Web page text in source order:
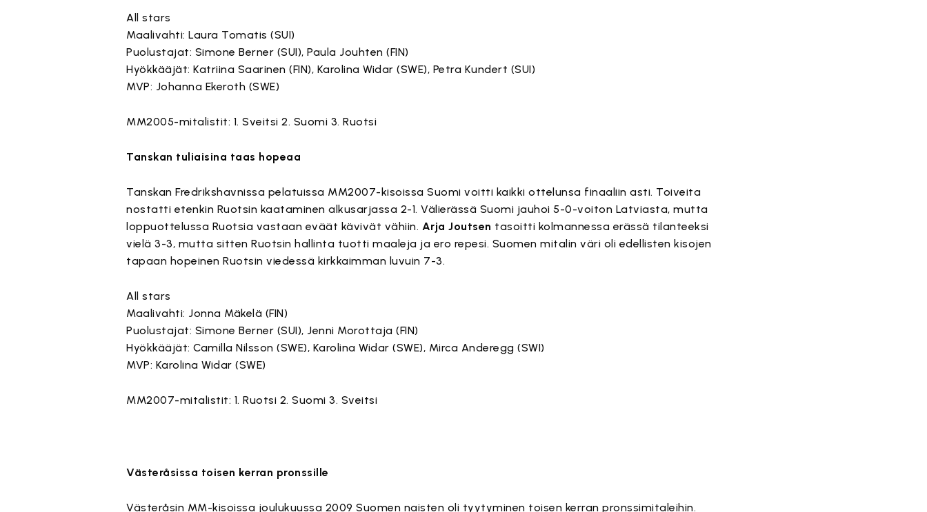
All stars
Maalivahti: Laura Tomatis (SUI)
Puolustajat: Simone Berner (SUI), Paula Jouhten (FIN)
Hyökkääjät: Katriina Saarinen (FIN), Karolina Widar (SWE), Petra Kundert (SUI)
MVP: Johanna Ekeroth (SWE)
MM2005-mitalistit: 1. Sveitsi 2. Suomi 3. Ruotsi
Tanskan tuliaisina taas hopeaa
Tanskan Fredrikshavnissa pelatuissa MM2007-kisoissa Suomi voitti kaikki ottelunsa finaaliin asti. Toiveita
nostatti etenkin Ruotsin kaataminen alkusarjassa 2-1. Välierässä Suomi jauhoi 5-0-voiton Latviasta, mutta
loppuottelussa Ruotsia vastaan eväät kävivät vähiin. Arja Joutsen tasoitti kolmannessa erässä tilanteeksi
vielä 3-3, mutta sitten Ruotsin hallinta tuotti maaleja ja ero repesi. Suomen mitalin väri oli edellisten kisojen
tapaan hopeinen Ruotsin viedessä kirkkaimman luvuin 7-3.
All stars
Maalivahti: Jonna Mäkelä (FIN)
Puolustajat: Simone Berner (SUI), Jenni Morottaja (FIN)
Hyökkääjät: Camilla Nilsson (SWE), Karolina Widar (SWE), Mirca Anderegg (SWI)
MVP: Karolina Widar (SWE)
MM2007-mitalistit: 1. Ruotsi 2. Suomi 3. Sveitsi
Västeråsissa toisen kerran pronssille
Västeråsin MM-kisoissa joulukuussa 2009 Suomen naisten oli tyytyminen toisen kerran pronssimitaleihin.